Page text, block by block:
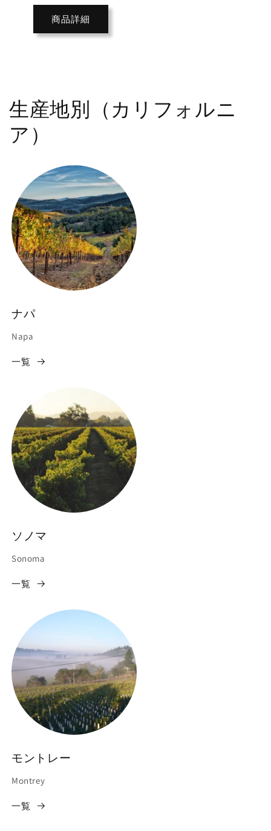
商品詳細
生産地別（カリフォルニ
ア）
ナパ
Napa
一覧
ソノマ
Sonoma
一覧
モントレー
Montrey
一覧